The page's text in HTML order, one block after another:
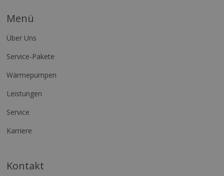
Menü
Über Uns
Service-Pakete
Wärmepumpen
Leistungen
Service
Karriere
Kontakt